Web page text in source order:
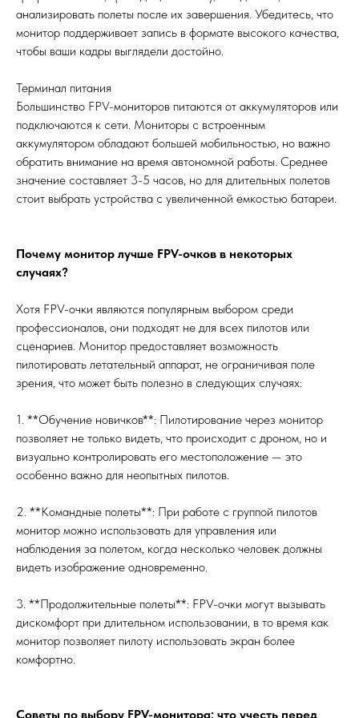
анализировать полеты после их завершения. Убедитесь, что
монитор поддерживает запись в формате высокого качества,
чтобы ваши кадры выглядели достойно.
Терминал питания
Большинство FPV-мониторов питаются от аккумуляторов или
подключаются к сети. Мониторы с встроенным
аккумулятором обладают большей мобильностью, но важно
обратить внимание на время автономной работы. Среднее
значение составляет 3-5 часов, но для длительных полетов
стоит выбрать устройства с увеличенной емкостью батареи.
Почему монитор лучше FPV-очков в некоторых
случаях?
Хотя FPV-очки являются популярным выбором среди
профессионалов, они подходят не для всех пилотов или
сценариев. Монитор предоставляет возможность
пилотировать летательный аппарат, не ограничивая поле
зрения, что может быть полезно в следующих случаях:
1. **Обучение новичков**: Пилотирование через монитор
позволяет не только видеть, что происходит с дроном, но и
визуально контролировать его местоположение — это
особенно важно для неопытных пилотов.
2. **Командные полеты**: При работе с группой пилотов
монитор можно использовать для управления или
наблюдения за полетом, когда несколько человек должны
видеть изображение одновременно.
3. **Продолжительные полеты**: FPV-очки могут вызывать
дискомфорт при длительном использовании, в то время как
монитор позволяет пилоту использовать экран более
комфортно.
Советы по выбору FPV-монитора: что учесть перед